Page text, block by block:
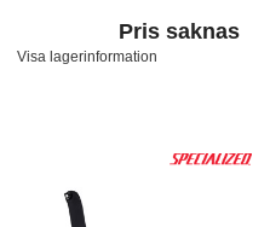
Pris saknas
Visa lagerinformation